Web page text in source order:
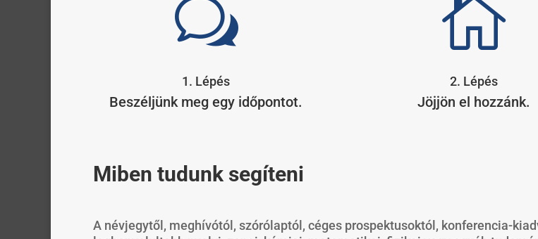
w
1. Lépés
Beszéljünk meg egy időpontot.

2. Lépés
Jöjjön el hozzánk.
Miben tudunk segíteni
A névjegytől, meghívótól, szórólaptól, céges prospektusoktól, konferencia-